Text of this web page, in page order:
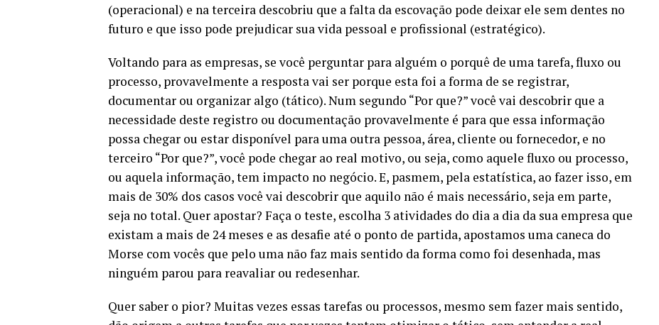
(operacional) e na terceira descobriu que a falta da escovação pode deixar ele sem dentes no
futuro e que isso pode prejudicar sua vida pessoal e profissional (estratégico).
Voltando para as empresas, se você perguntar para alguém o porquê de uma tarefa, fluxo ou
processo, provavelmente a resposta vai ser porque esta foi a forma de se registrar,
documentar ou organizar algo (tático). Num segundo “Por que?” você vai descobrir que a
necessidade deste registro ou documentação provavelmente é para que essa informação
possa chegar ou estar disponível para uma outra pessoa, área, cliente ou fornecedor, e no
terceiro “Por que?”, você pode chegar ao real motivo, ou seja, como aquele fluxo ou processo,
ou aquela informação, tem impacto no negócio. E, pasmem, pela estatística, ao fazer isso, em
mais de 30% dos casos você vai descobrir que aquilo não é mais necessário, seja em parte,
seja no total. Quer apostar? Faça o teste, escolha 3 atividades do dia a dia da sua empresa que
existam a mais de 24 meses e as desafie até o ponto de partida, apostamos uma caneca do
Morse com vocês que pelo uma não faz mais sentido da forma como foi desenhada, mas
ninguém parou para reavaliar ou redesenhar.
Quer saber o pior? Muitas vezes essas tarefas ou processos, mesmo sem fazer mais sentido,